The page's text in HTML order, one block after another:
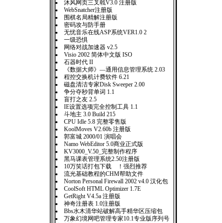
沐风网页三叉戟V3.0 注册版
WebSnatcher注册版
围棋名局精解注册版
密码攻与防手册
无忧音乐在线ASP系统VER1.0 2
一级恐惧
网络对战加速器 v2.5
Visio 2002 简体中文版 ISO
石器时代 II
《数据大师》—通用信息管理系统 2.03
程控交换机计费软件 6.21
磁盘清洁专家Disk Sweeper 2.00
争分夺秒背单词 1.1
盲打之友 2.5
IE设置选项完全控制工具 1.1
斗地主 3.0 Build 215
CPU Idle 5.8 完整零售版
KoolMoves V2.60b 注册版
郭富城 2000/01 演唱会
Namo WebEditor 5.0商业正式版
KV3000_V.50_完整制作程序
黑马课表管理系统2.50注册版
10万笑话打包下载 ！强烈推荐
流光基础教程的CHM帮助文件
Norton Personal Firewall 2002 v4.0 汉化包
CoolSoft HTML Optimizer 1.7E
GetRight V4.5a 注册版
神奇注册表 1.0注册版
Bbs水木清华站破解高手精华区压缩包
万象幻境网吧管理专家10.1专业版序列号